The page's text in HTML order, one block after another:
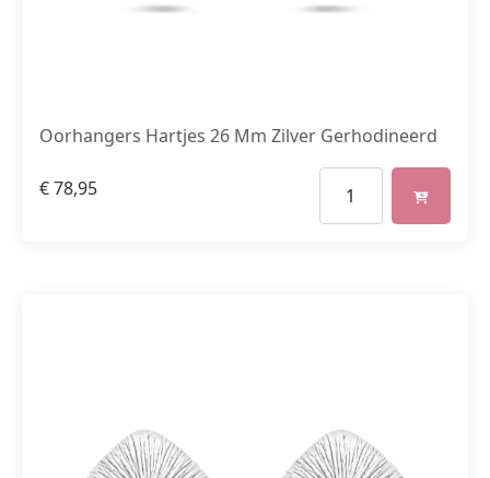
Oorhangers Hartjes 26 Mm Zilver Gerhodineerd
€78,95